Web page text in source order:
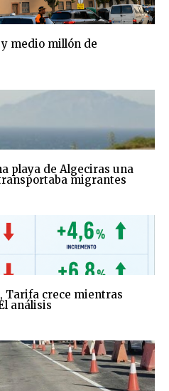
medio millón de
playa de Algeciras una
migrantes
Tarifa crece mientras
análisis